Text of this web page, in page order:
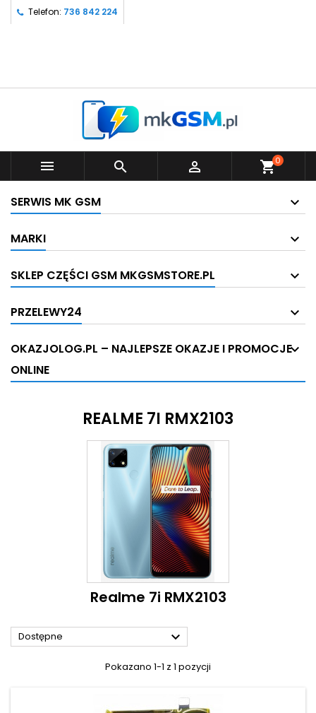
Telefon: 736 842 224
   shopping_cart0
SERWIS MK GSM
MARKI
SKLEP CZĘŚCI GSM MKGSMSTORE.PL
PRZELEWY24
OKAZJOLOG.PL – NAJLEPSZE OKAZJE I PROMOCJE
ONLINE
REALME 7I RMX2103
Realme 7i RMX2103
Dostępne 
Pokazano 1-1 z 1 pozycji